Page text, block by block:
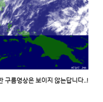
구름영상은 보이지 않는답니다..!